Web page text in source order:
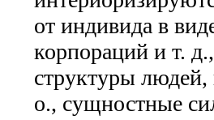
от индивида в
корпораций и т.
структуры
о., сущностные